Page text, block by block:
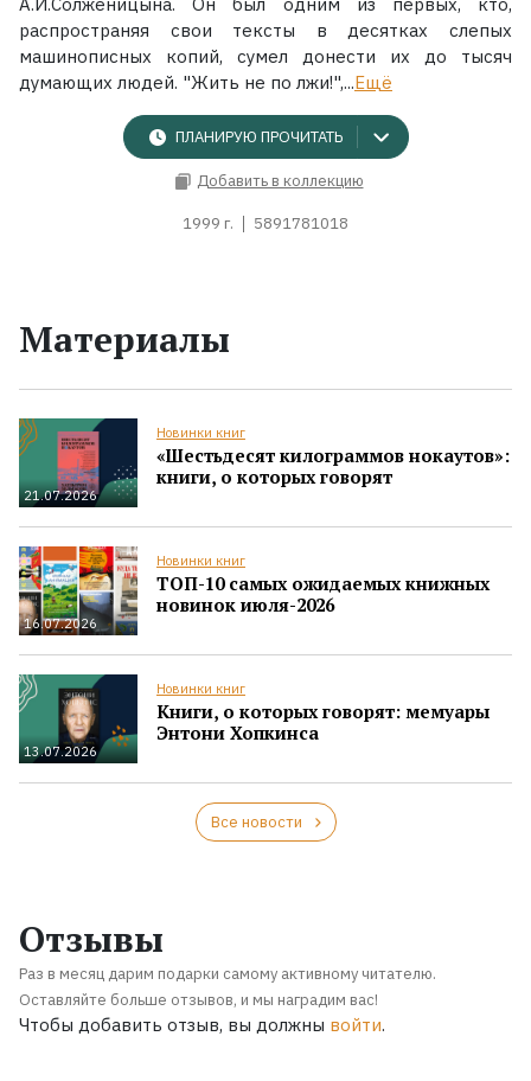
распространяя свои тексты в десятках слепых
машинописных копий, сумел донести их до тысяч
думающих людей. "Жить не по лжи!",...Ещё
ПЛАНИРУЮ ПРОЧИТАТЬ
Добавить в коллекцию
1999 г. 5891781018
Материалы
21.07.2026
Новинки книг
«Шестьдесят килограммов нокаутов»:
книги, о которых говорят
16.07.2026
Новинки книг
ТОП-10 самых ожидаемых книжных
новинок июля-2026
13.07.2026
Новинки книг
Книги, о которых говорят: мемуары
Энтони Хопкинса
Все новости
Отзывы
Раз в месяц дарим подарки самому активному читателю.
Оставляйте больше отзывов, и мы наградим вас!
Чтобы добавить отзыв, вы должны войти.